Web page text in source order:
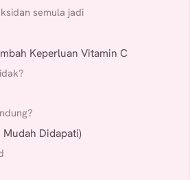
semula jadi
Keperluan Vitamin C
Didapati)